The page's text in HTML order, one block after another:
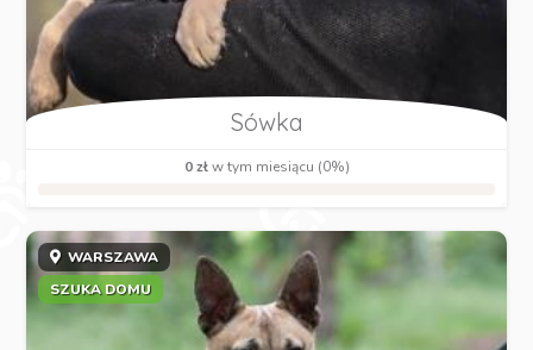
Sówka
0 złw tym miesiącu (0%)
WARSZAWA
SZUKA DOMU